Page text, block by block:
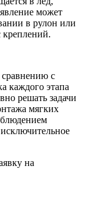
может
в рулон или
креплений.
с
каждого этапа
решать задачи
мягких
на